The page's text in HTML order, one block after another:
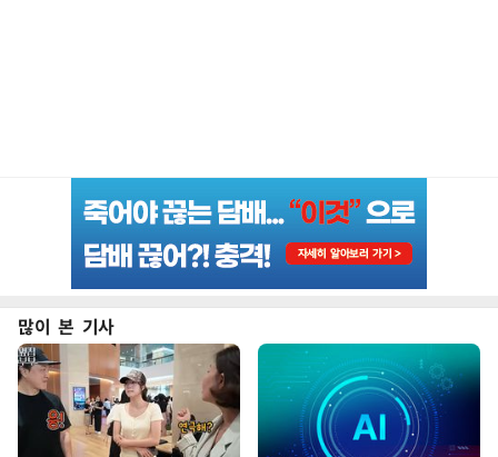
많이 본 기사